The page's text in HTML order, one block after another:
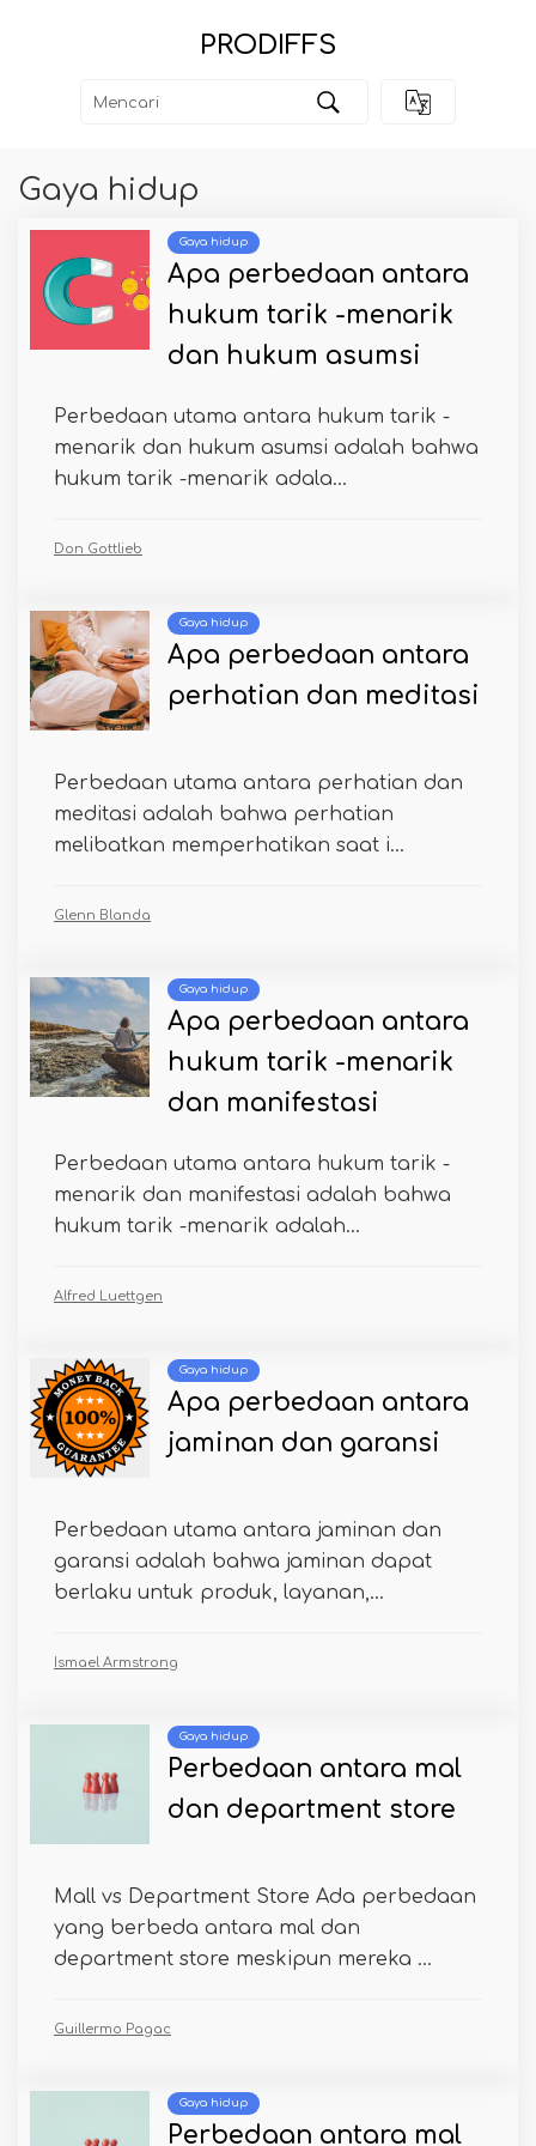
PRODIFFS
Gaya hidup
Gaya hidup
Apa perbedaan antara
hukum tarik -menarik
dan hukum asumsi
Perbedaan utama antara hukum tarik -
menarik dan hukum asumsi adalah bahwa
hukum tarik -menarik adala...
Don Gottlieb
Gaya hidup
Apa perbedaan antara
perhatian dan meditasi
Perbedaan utama antara perhatian dan
meditasi adalah bahwa perhatian
melibatkan memperhatikan saat i...
Glenn Blanda
Gaya hidup
Apa perbedaan antara
hukum tarik -menarik
dan manifestasi
Perbedaan utama antara hukum tarik -
menarik dan manifestasi adalah bahwa
hukum tarik -menarik adalah...
Alfred Luettgen
Gaya hidup
Apa perbedaan antara
jaminan dan garansi
Perbedaan utama antara jaminan dan
garansi adalah bahwa jaminan dapat
berlaku untuk produk, layanan,...
Ismael Armstrong
Gaya hidup
Perbedaan antara mal
dan department store
Mall vs Department Store Ada perbedaan
yang berbeda antara mal dan
department store meskipun mereka ...
Guillermo Pagac
Gaya hidup
Perbedaan antara mal